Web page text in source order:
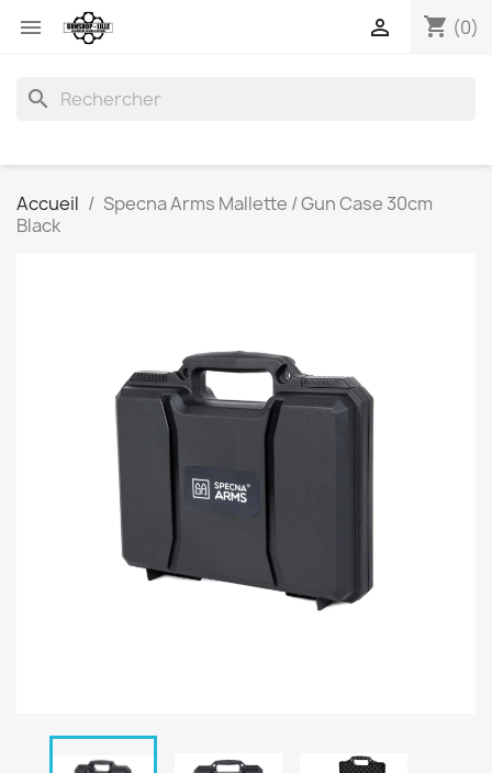
 shopping_cart (0)

search
Accueil
Specna Arms Mallette / Gun Case 30cm
Black